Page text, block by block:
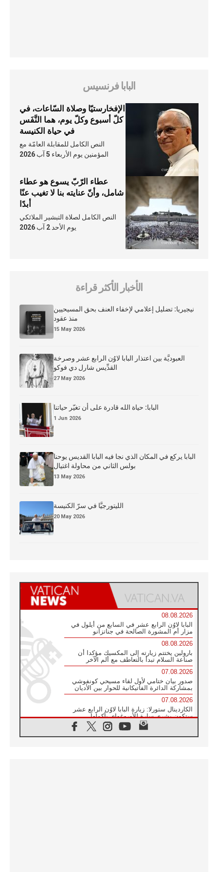
البابا فرنسيس
الإفخارستيّا وصلاة السّاعات، في
كلّ أسبوع وكلّ يوم، هما النَّفَس
في حياة الكنيسة
النص الكامل للمقابلة العامّة مع
المؤمنين يوم الأربعاء 5 آب 2026
عطاء الرّبّ يسوع هو عطاء
شامل، وأنّ عنايته بنا لا تغيب عنّا
أبدًا
النص الكامل لصلاة التبشير الملائكي
يوم الأحد 2 آب 2026
الأخبار الأكثر قراءة
نيجيريا: تضليل إعلامي لإخفاء العنف بحق المسيحيين
منذ عقود
15 May 2026
العبوديَّة بين اعتذار البابا لاوُن الرابع عشر وصرخة
القدِّيس شارل دي فوكو
27 May 2026
البابا: حياة الله قادرة على أن تغيّر حياتنا
1 Jun 2026
البابا يركع في المكان الذي نجا فيه البابا القديس يوحنا
بولس الثاني من محاولة اغتيال
13 May 2026
الليتورجيَّا في سرّ الكنيسة
20 May 2026
08.08.2026
البابا لاوُن الرابع عشر في السابع من أيلول في
مزار أم المشورة الصالحة في جناتزانو
08.08.2026
بارولين يختتم زيارته إلى المكسيك مؤكدا أن
صناعة السلام تبدأ بالتعاطف مع ألم الآخر
07.08.2026
صدور بيان ختامي لأول لقاء مسيحي كونفوشي
بمشاركة الدائرة الفاتيكانية للحوار بين الأديان
07.08.2026
الكاردينال ستورلا: زيارة البابا لاوُن الرابع عشر
ستكون بشرى سارة للأوروغواي بأكملها
الفاتيكان يعلن برنامج الزيارة الرسولية للبابا لاوُن